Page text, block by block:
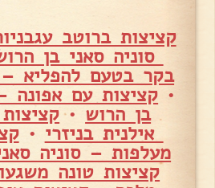
קציצות ברוטב
סוניה סאני בן
בקר בטעם להפליא –
• קציצות עם אפונה
בן הרוש •
אילנית בניזרי •
מעלפות – סוניה
קציצות טונה